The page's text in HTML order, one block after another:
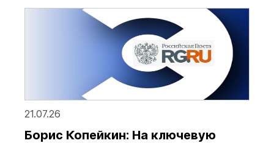
21.07.26
Борис Копейкин: На ключевую